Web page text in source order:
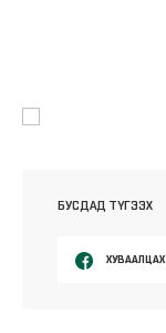
БУСДАД ТҮГЭЭХ
ХУВААЛЦАХ